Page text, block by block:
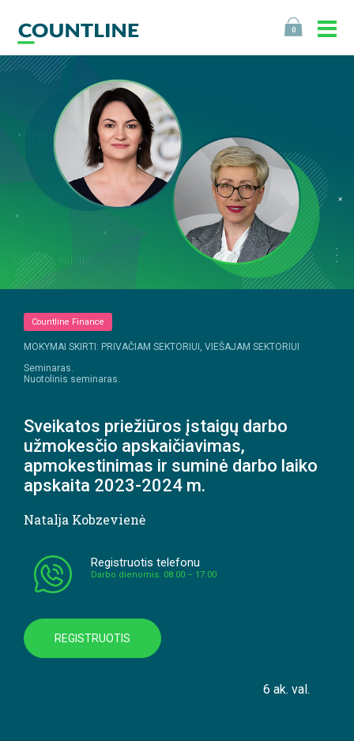
0
Countline Finance
MOKYMAI SKIRTI: PRIVAČIAM SEKTORIUI, VIEŠAJAM SEKTORIUI
Seminaras.
Nuotolinis seminaras.
Sveikatos priežiūros įstaigų darbo
užmokesčio apskaičiavimas,
apmokestinimas ir suminė darbo laiko
apskaita 2023-2024 m.
Natalja Kobzevienė
Registruotis telefonu
Darbo dienomis: 08:00 – 17:00
REGISTRUOTIS
6 ak. val.